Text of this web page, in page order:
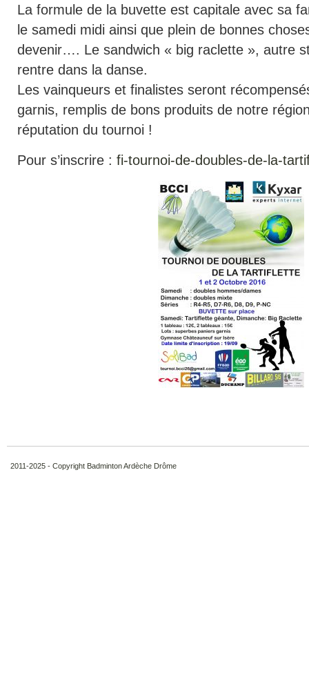
La formule de la buvette est capitale avec sa
le samedi midi ainsi que plein de bonnes
devenir…. Le sandwich « big raclette », autre
rentre dans la danse.
Les vainqueurs et finalistes seront
garnis, remplis de bons produits de notre
réputation du tournoi !
Pour s’inscrire : fi-tournoi-de-doubles-de-la-
2011-2025 - Copyright Badminton Ardèche Drôme